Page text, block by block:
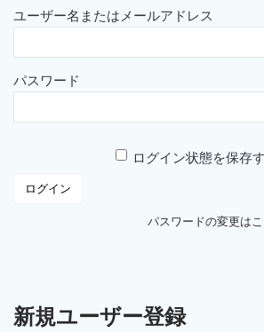
ユーザー名またはメールアドレス
パスワード
ログイン状態を保存
パスワードの変更は
新規ユーザー登録